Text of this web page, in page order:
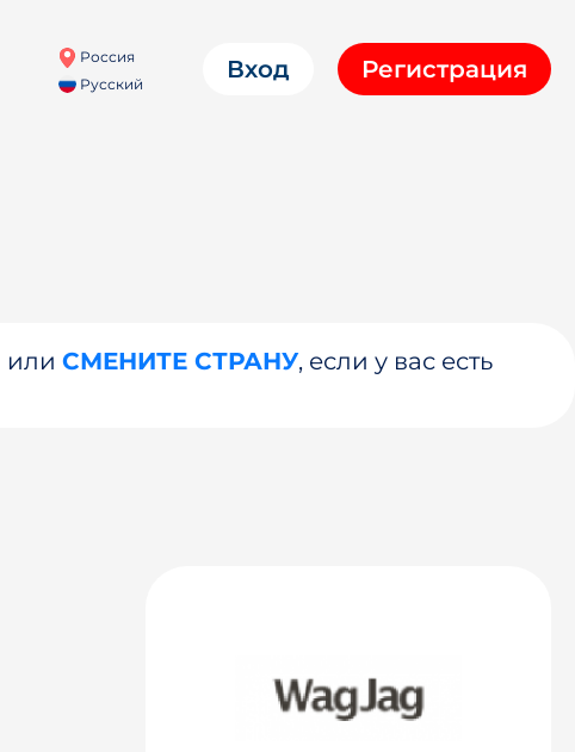
Россия
Русский
Вход Регистрация
или СМЕНИТЕ СТРАНУ, если у вас есть